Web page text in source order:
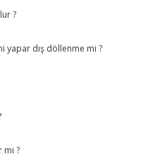
?
yapar dış döllenme mi ?
mi ?